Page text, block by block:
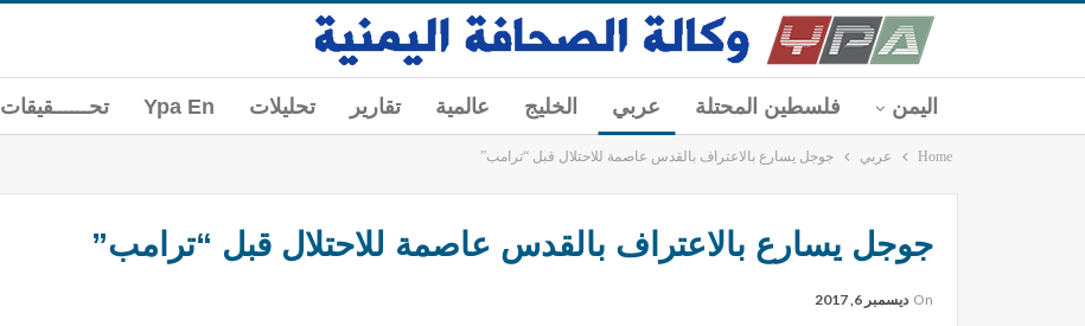
اليمن فلسطين المحتلة عربي الخليج عالمية تقارير تحليلات Ypa En تحــــــقيقات
Home عربي جوجل يسارع بالاعتراف بالقدس عاصمة للاحتلال قبل “ترامب”
جوجل يسارع بالاعتراف بالقدس عاصمة للاحتلال قبل “ترامب”
On ديسمبر 6, 2017